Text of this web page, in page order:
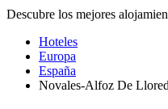
Descubre los mejores
Hoteles
Europa
España
Novales-Alfoz De